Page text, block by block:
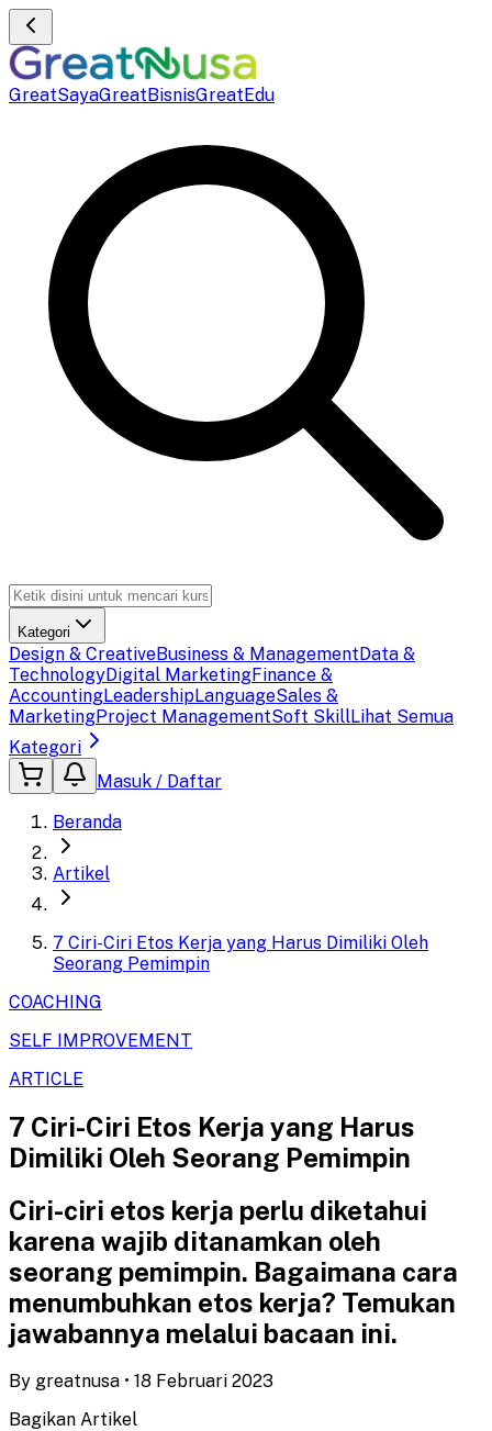
GreatSayaGreatBisnisGreatEdu
Kategori
Design & CreativeBusiness & ManagementData &
TechnologyDigital MarketingFinance &
AccountingLeadershipLanguageSales &
MarketingProject ManagementSoft SkillLihat Semua
Kategori
Masuk / Daftar
Beranda
Artikel
7 Ciri-Ciri Etos Kerja yang Harus Dimiliki Oleh
Seorang Pemimpin
COACHING
SELF IMPROVEMENT
ARTICLE
7 Ciri-Ciri Etos Kerja yang Harus
Dimiliki Oleh Seorang Pemimpin
Ciri-ciri etos kerja perlu diketahui
karena wajib ditanamkan oleh
seorang pemimpin. Bagaimana cara
menumbuhkan etos kerja? Temukan
jawabannya melalui bacaan ini.
By greatnusa • 18 Februari 2023
Bagikan Artikel